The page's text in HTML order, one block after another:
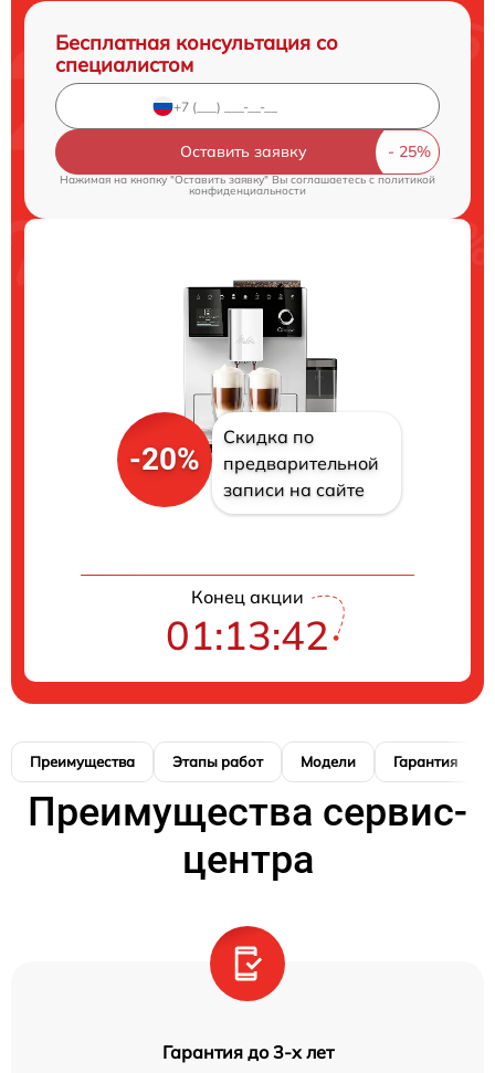
Бесплатная консультация со
специалистом
Оставить заявку
Нажимая на кнопку "Оставить заявку" Вы соглашаетесь cполитикой
конфиденциальности
-20%
Скидка по
предварительной
записи на сайте
Конец акции
01:13:41
Преимущества Этапы работ Модели Гарантия
Преимущества сервис-
центра
Гарантия до 3-х лет